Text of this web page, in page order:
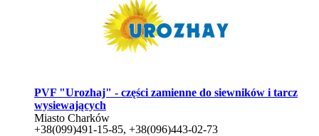
PVF "Urozhaj" - części zamienne do siewników i tarcz
wysiewających
Miasto Charków
+38(099)491-15-85, +38(096)443-02-73